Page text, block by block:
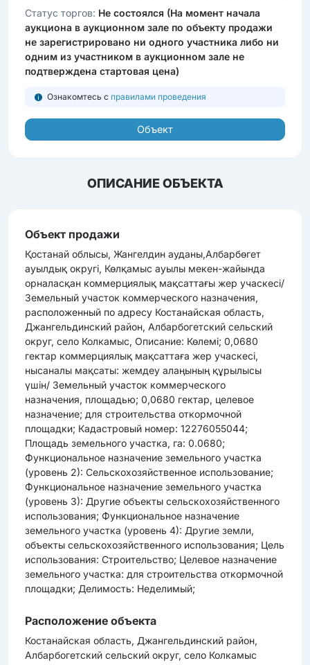
Статус торгов: Не состоялся (На момент начала
аукциона в аукционном зале по объекту продажи
не зарегистрировано ни одного участника либо ни
одним из участником в аукционном зале не
подтверждена стартовая цена)
Ознакомтесь с правилами проведения
Объект
ОПИСАНИЕ ОБЪЕКТА
Объект продажи
Қостанай облысы, Жангелдин ауданы,Албарбөгет
ауылдық округі, Көлқамыс ауылы мекен-жайында
орналасқан коммерциялық мақсаттағы жер учаскесі/
Земельный участок коммерческого назначения,
расположенный по адресу Костанайская область,
Джангельдинский район, Албарбогетский сельский
округ, село Колкамыс, Описание: Көлемі; 0,0680
гектар коммерциялық мақсаттаға жер учаскесі,
нысаналы мақсаты: жемдеу алаңының құрылысы
үшін/ Земельный участок коммерческого
назначения, площадью; 0,0680 гектар, целевое
назначение; для строительства откормочной
площадки; Кадастровый номер: 12276055044;
Площадь земельного участка, га: 0.0680;
Функциональное назначение земельного участка
(уровень 2): Сельскохозяйственное использование;
Функциональное назначение земельного участка
(уровень 3): Другие объекты сельскохозяйственного
использования; Функциональное назначение
земельного участка (уровень 4): Другие земли,
объекты сельскохозяйственного использования; Цель
использования: Строительство; Целевое назначение
земельного участка: для строительства откормочной
площадки; Делимость: Неделимый;
Расположение объекта
Костанайская область, Джангельдинский район,
Албарбогетский сельский округ, село Колкамыс